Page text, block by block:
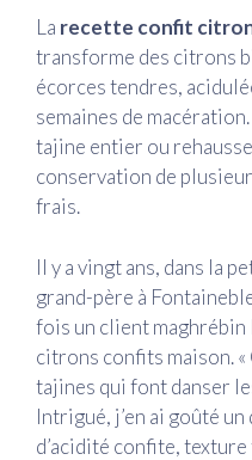
La recette confit
transforme des citrons
écorces tendres,
semaines de
tajine entier ou
conservation de
frais.
Il y a vingt ans, dans la
grand-père à
fois un client maghrébin
citrons confits maison. «
tajines qui font danser
Intrigué, j’en ai goûté
d’acidité confite,